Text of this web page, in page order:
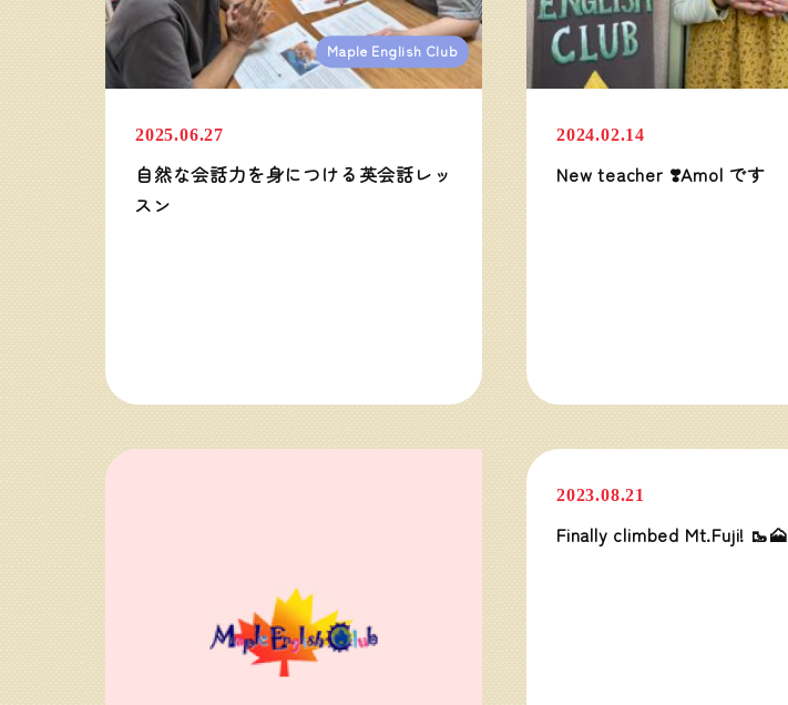
2025.06.27
Maple English Club
自然な会話力を身につける英会話レッ
スン
2024.02.14
New teacher ❣️Amol です
2023.08.21
Finally climbed Mt.Fuji! 🥾🗻